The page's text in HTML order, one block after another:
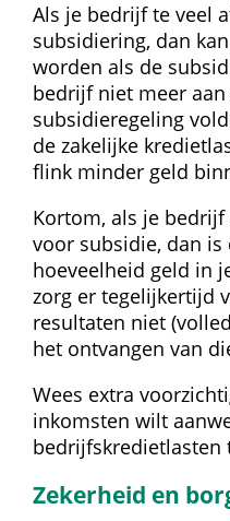
Als je bedrijf te veel
subsidiering, dan
worden als de
bedrijf niet meer
subsidie­regeling
de zakelijke
flink minder geld
Kortom, als je
voor subsidie, dan
hoeveelheid geld in
zorg er tegelijkertijd
resultaten niet
het ontvangen van
Wees extra
inkomsten wilt
bedrijfskredietlasten
Zekerheid en